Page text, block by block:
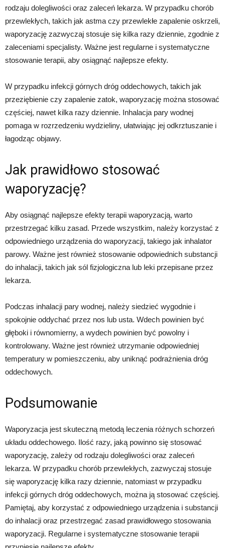
rodzaju dolegliwości oraz zaleceń lekarza. W przypadku chorób
przewlekłych, takich jak astma czy przewlekłe zapalenie oskrzeli,
waporyzację zazwyczaj stosuje się kilka razy dziennie, zgodnie z
zaleceniami specjalisty. Ważne jest regularne i systematyczne
stosowanie terapii, aby osiągnąć najlepsze efekty.
W przypadku infekcji górnych dróg oddechowych, takich jak
przeziębienie czy zapalenie zatok, waporyzację można stosować
częściej, nawet kilka razy dziennie. Inhalacja pary wodnej
pomaga w rozrzedzeniu wydzieliny, ułatwiając jej odkrztuszanie i
łagodząc objawy.
Jak prawidłowo stosować
waporyzację?
Aby osiągnąć najlepsze efekty terapii waporyzacją, warto
przestrzegać kilku zasad. Przede wszystkim, należy korzystać z
odpowiedniego urządzenia do waporyzacji, takiego jak inhalator
parowy. Ważne jest również stosowanie odpowiednich substancji
do inhalacji, takich jak sól fizjologiczna lub leki przepisane przez
lekarza.
Podczas inhalacji pary wodnej, należy siedzieć wygodnie i
spokojnie oddychać przez nos lub usta. Wdech powinien być
głęboki i równomierny, a wydech powinien być powolny i
kontrolowany. Ważne jest również utrzymanie odpowiedniej
temperatury w pomieszczeniu, aby uniknąć podrażnienia dróg
oddechowych.
Podsumowanie
Waporyzacja jest skuteczną metodą leczenia różnych schorzeń
układu oddechowego. Ilość razy, jaką powinno się stosować
waporyzację, zależy od rodzaju dolegliwości oraz zaleceń
lekarza. W przypadku chorób przewlekłych, zazwyczaj stosuje
się waporyzację kilka razy dziennie, natomiast w przypadku
infekcji górnych dróg oddechowych, można ją stosować częściej.
Pamiętaj, aby korzystać z odpowiedniego urządzenia i substancji
do inhalacji oraz przestrzegać zasad prawidłowego stosowania
waporyzacji. Regularne i systematyczne stosowanie terapii